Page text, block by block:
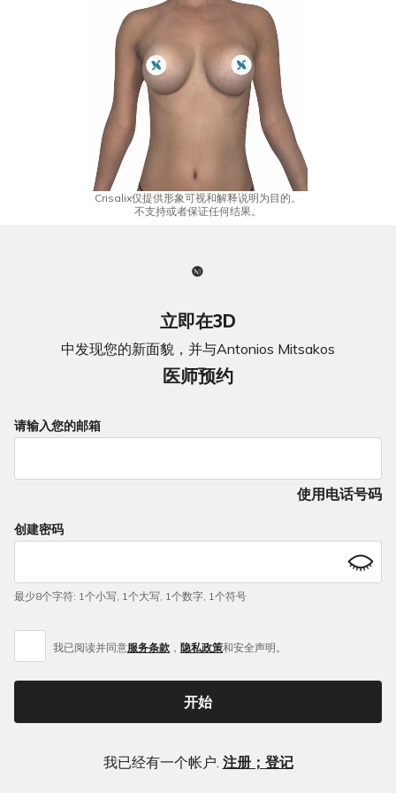
Crisalix仅提供形象可视和解释说明为目的。
不支持或者保证任何结果。
立即在3D
中发现您的新面貌，并与Antonios Mitsakos
医师预约
If
a
ignore
this
请输入您的邮箱
使用电话号码
创建密码
最少8个字符: 1个小写, 1个大写, 1个数字, 1个符号
我已阅读并同意服务条款 ， 隐私政策和安全声明。
开始
我已经有一个帐户. 注册；登记